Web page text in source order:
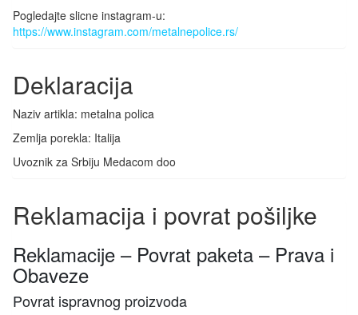
Pogledajte slicne instagram-u:
https://www.instagram.com/metalnepolice.rs/
Deklaracija
Naziv artikla: metalna polica
Zemlja porekla: Italija
Uvoznik za Srbiju Medacom doo
Reklamacija i povrat pošiljke
Reklamacije – Povrat paketa – Prava i
Obaveze
Povrat ispravnog proizvoda